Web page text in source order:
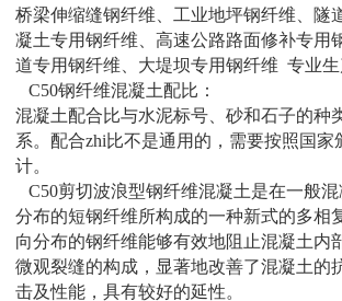
桥梁伸缩缝钢纤维、工业地坪钢纤维、隧
凝土专用钢纤维、高速公路路面修补专用
道专用钢纤维、大堤坝专用钢纤维 专业生
C50钢纤维混凝土配比：
混凝土配合比与水泥标号、砂和石子的种
系。配合zhi比不是通用的，需要按照国家
计。
C50剪切波浪型钢纤维混凝土是在一般
分布的短钢纤维所构成的一种新式的多相
向分布的钢纤维能够有效地阻止混凝土内
微观裂缝的构成，显著地改善了混凝土的
击及性能，具有较好的延性。